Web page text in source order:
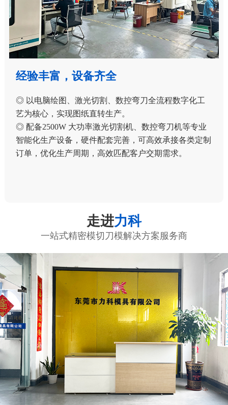
经验丰富，设备齐全
◎ 以电脑绘图、激光切割、数控弯刀全流程数字化工
艺为核心，实现图纸直转生产。
◎ 配备2500W 大功率激光切割机、数控弯刀机等专业
智能化生产设备，硬件配套完善，可高效承接各类定制
订单，优化生产周期，高效匹配客户交期需求。
走进力科
一站式精密模切刀模解决方案服务商